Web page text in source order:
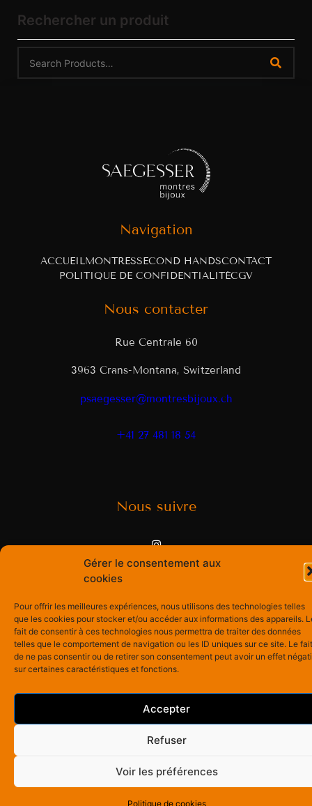
Gérer le consentement aux
cookies
Pour offrir les meilleures expériences, nous utilisons des technologies telles
que les cookies pour stocker et/ou accéder aux informations des appareils.
fait de consentir à ces technologies nous permettra de traiter des données
telles que le comportement de navigation ou les ID uniques sur ce site. Le fait
de ne pas consentir ou de retirer son consentement peut avoir un effet
sur certaines caractéristiques et fonctions.
Accepter
Refuser
Voir les préférences
Politique de cookies
Rechercher un produit
Navigation
ACCUEILMONTRESSECOND HANDSCONTACT
POLITIQUE DE CONFIDENTIALITÉCGV
Nous contacter
Rue Centrale 60
3963 Crans-Montana, Switzerland
psaegesser@montresbijoux.ch
+41 27 481 18 54
Nous suivre